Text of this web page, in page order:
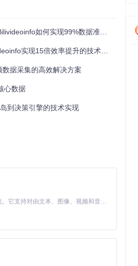
的前提下，实现并发采集能力提升
。
如何实现99%数据准确率？
实现15倍效率提升的技术方案
据采集的高效解决方案
心数据
到决策引擎的技术实现
MiniMax H3 是一个通用的全模态生成系统。它支持对由文本、图像、视频和音频组成的多模态上下文进行统一理解，并能生成分辨率高达 2K、时长可达 15 秒的带原生立体声音频的视频。得益于面向任务泛化的系统设计，H3 在预训练阶段就已具备广泛的多模态上下文理解与生成能力，能够出色地执行复杂的多模态指令。